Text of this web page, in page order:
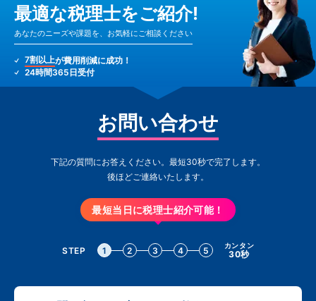
最適な税理士をご紹介!
あなたのニーズや課題を、お気軽にご相談ください
7割以上が費用削減に成功！
24時間365日受付
お問い合わせ
下記の質問にお答えください。最短30秒で完了します。
後ほどご連絡いたします。
最短当日に税理士紹介可能！
STEP 1 2 3 4 5 カンタン
30秒